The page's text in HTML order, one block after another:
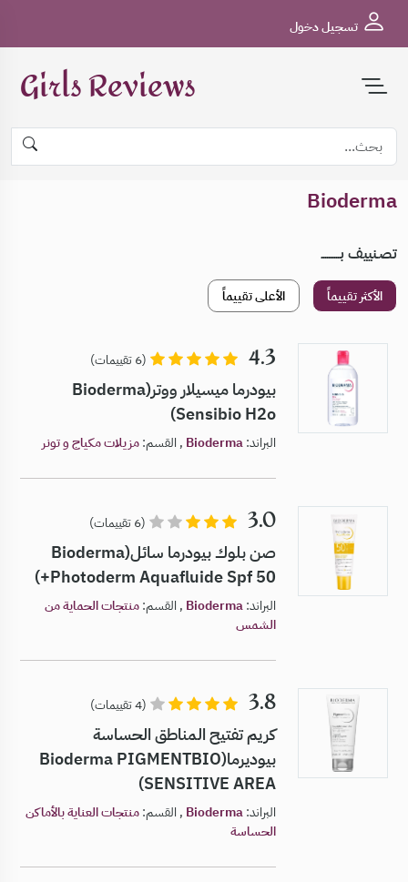
تسجيل دخول
Girls Reviews
Bioderma
تصـنييف بــــــــــ
الأكثر تقييماً الأعلى تقييماً
4.3 (6 تقييمات)
بيودرما ميسيلار ووتر(Bioderma
Sensibio H2o)
البراند:Bioderma , القسم:مزيلات مكياج و تونر
3.0 (6 تقييمات)
صن بلوك بيودرما سائل(Bioderma
Photoderm Aquafluide Spf 50+)
البراند:Bioderma , القسم:منتجات الحماية من
الشمس
3.8 (4 تقييمات)
كريم تفتيح المناطق الحساسة
بيوديرما(Bioderma PIGMENTBIO
SENSITIVE AREA)
البراند:Bioderma , القسم:منتجات العناية بالأماكن
الحساسة